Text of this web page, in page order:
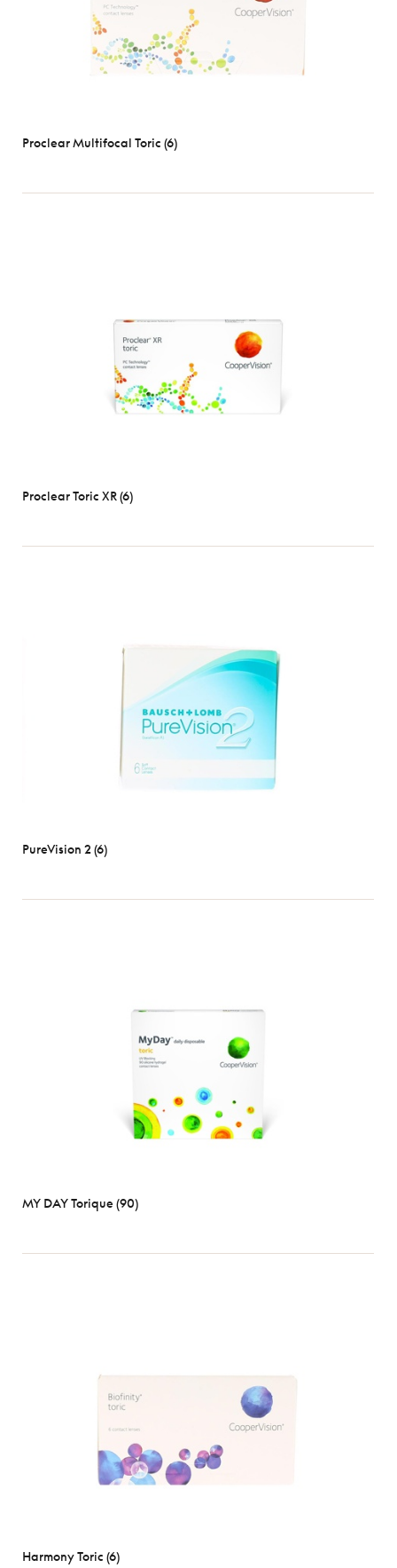
Proclear Multifocal Toric (6)
Proclear Toric XR (6)
PureVision 2 (6)
MY DAY Torique (90)
Harmony Toric (6)